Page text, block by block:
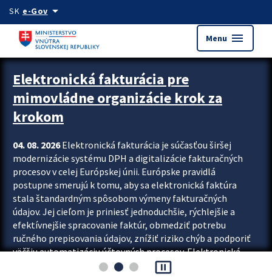
Preskocit na hlavný obsah
SK e-Govarrow_drop_down
Menu menu
Zastavit automatický posun upútavok
Elektronická fakturácia pre
mimovládne organizácie krok za
krokom
04. 08. 2026Elektronická fakturácia je súčasťou širšej
modernizácie systému DPH a digitalizácie fakturačných
procesov v celej Európskej únii. Európske pravidlá
postupne smerujú k tomu, aby sa elektronická faktúra
stala štandardným spôsobom výmeny fakturačných
údajov. Jej cieľom je priniesť jednoduchšie, rýchlejšie a
efektívnejšie spracovanie faktúr, obmedziť potrebu
ručného prepisovania údajov, znížiť riziko chýb a podporiť
väčšiu automatizáciu účtovných procesov. Elektronická
fakturácia preto nepredstavuje...
pause_presentation